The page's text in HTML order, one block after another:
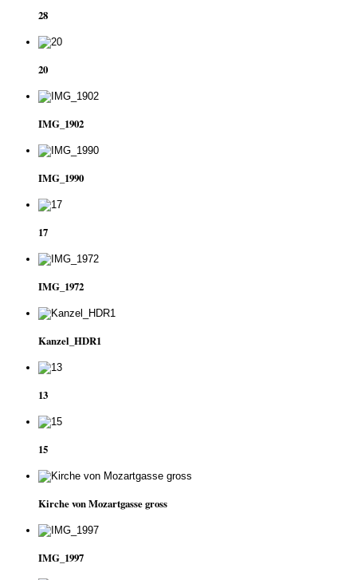
28
20
IMG_1902
IMG_1990
17
IMG_1972
Kanzel_HDR1
13
15
Kirche von Mozartgasse gross
IMG_1997